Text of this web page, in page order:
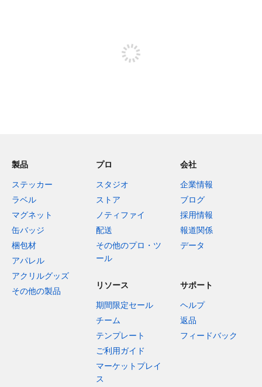
製品
ステッカー
ラベル
マグネット
缶バッジ
梱包材
アパレル
アクリルグッズ
その他の製品
プロ
スタジオ
ストア
ノティファイ
配送
その他のプロ・ツ
ール
会社
企業情報
ブログ
採用情報
報道関係
データ
リソース
期間限定セール
チーム
テンプレート
ご利用ガイド
マーケットプレイ
ス
サポート
ヘルプ
返品
フィードバック